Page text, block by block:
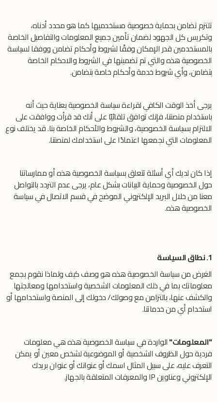
تلتزم تضامن بحماية خصوصية مستخدميها كما هو محدد أدناه،
وتكريس كل الجهود لضمان تأمين جميع المعلومات والتفاصيل الخاصة
بالمستخدمين قدر الإمكان وفقًا لشروط وأحكام تضامن ووفقا لسياسة
الخصوصية هذه والتي تم تضمينها في الشروط والاحكام الخاصة
بتضامن، وأي شروط خدمة وأحكام خاصة بتضامن.
يرجى أخذ الوقت الكافي لقراءة سياسة الخصوصية بعناية حيث أنه
باستخدام منصتنا، فإنك توافق تلقائيًا على أنك قد قرأت ووافقت على
الالتزام بسياسة الخصوصية، والشروط والأحكام الخاصة بنا. قد يختلف نوع
المعلومات التي نجمعها اعتمادًا على استخدامك لمنصتنا.
إذا كان لديك أي أسئلة تتعلق بسياسة الخصوصية هذه أو ممارساتنا
حول الخصوصية وحماية البيانات بشكل عام، يرجى عدم التردد بالتواصل
معنا من خلال البريد الإلكتروني الموضح في قسم الاتصال في سياسة
الخصوصية هذه.
1. نطاق السياسة
الغرض من سياسة الخصوصية هذه هو وصف كيف ولماذا نقوم بجمع
معلوماتك بما في ذلك المعلومات الشخصية واستخدامها ومعالجتها
والكشف عنها، بالتزامن مع وصولك/ دخولك إلى المنصة واستخدامها أو
استخدام أي من خدماتنا.
"المعلومات"الواردة في سياسة الخصوصية هذه هي معلومات
فردية حول الظروف الشخصية أو الموضوعية لشخص معين أو يمكن
التعرف عليه، على سبيل المثال اسمك أو عنوانك أو عنوان بريدك
الإلكتروني وعناوين IP والمعرفات المتعلقة بالجهاز.